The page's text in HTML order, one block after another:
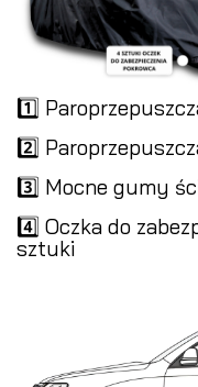
1️⃣
2️⃣
3️⃣ Mocne gumy
4️⃣ Oczka do
sztuki